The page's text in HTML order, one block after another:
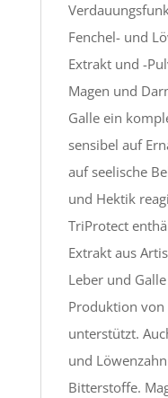
Fenchel- und
Extrakt und -
Magen und
Galle ein
sensibel auf
auf seelische
und Hektik
TriProtect
Extrakt aus
Leber und
Produktion
unterstützt.
und
Bitterstoffe.